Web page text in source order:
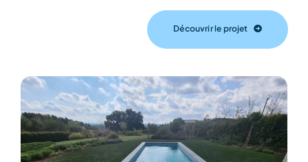
Découvrir le projet